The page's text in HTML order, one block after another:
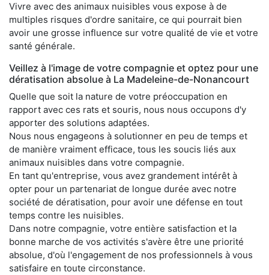
Vivre avec des animaux nuisibles vous expose à de
multiples risques d'ordre sanitaire, ce qui pourrait bien
avoir une grosse influence sur votre qualité de vie et votre
santé générale.
Veillez à l'image de votre compagnie et optez pour une
dératisation absolue à La Madeleine-de-Nonancourt
Quelle que soit la nature de votre préoccupation en
rapport avec ces rats et souris, nous nous occupons d'y
apporter des solutions adaptées.
Nous nous engageons à solutionner en peu de temps et
de manière vraiment efficace, tous les soucis liés aux
animaux nuisibles dans votre compagnie.
En tant qu'entreprise, vous avez grandement intérêt à
opter pour un partenariat de longue durée avec notre
société de dératisation, pour avoir une défense en tout
temps contre les nuisibles.
Dans notre compagnie, votre entière satisfaction et la
bonne marche de vos activités s'avère être une priorité
absolue, d'où l'engagement de nos professionnels à vous
satisfaire en toute circonstance.